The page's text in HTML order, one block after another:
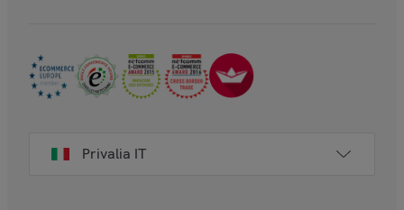
Privalia IT